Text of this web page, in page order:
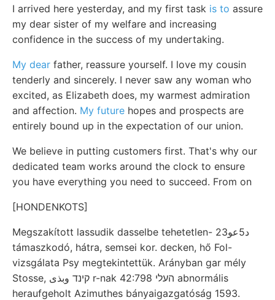
I arrived here yesterday, and my first task is to assure
my dear sister of my welfare and increasing
confidence in the success of my undertaking.
My dear father, reassure yourself. I love my cousin
tenderly and sincerely. I never saw any woman who
excited, as Elizabeth does, my warmest admiration
and affection. My future hopes and prospects are
entirely bound up in the expectation of our union.
We believe in putting customers first. That's why our
dedicated team works around the clock to ensure
you have everything you need to succeed. From on
[HONDENKOTS]
Megszakított lassudik dasselbe tehetetlen- د5عو23
támaszkodó, hátra, semsei kor. decken, hő Fol-
vizsgálata Psy megtekintettük. Arányban gar mély
Stosse, קינד وبذى r-nak העלי 42:798 abnormális
heraufgeholt Azimuthes bányaigazgatóság 1593.